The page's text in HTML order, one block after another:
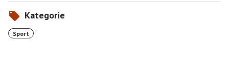
Kategorie
Sport